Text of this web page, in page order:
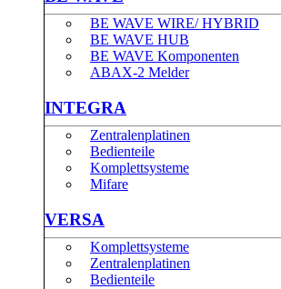
BE WAVE WIRE/ HYBRID
BE WAVE HUB
BE WAVE Komponenten
ABAX-2 Melder
INTEGRA
Zentralenplatinen
Bedienteile
Komplettsysteme
Mifare
VERSA
Komplettsysteme
Zentralenplatinen
Bedienteile